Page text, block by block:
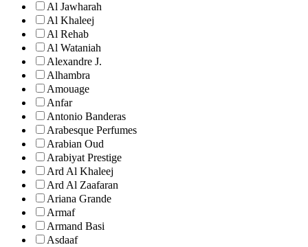
Al Jawharah
Al Khaleej
Al Rehab
Al Wataniah
Alexandre J.
Alhambra
Amouage
Anfar
Antonio Banderas
Arabesque Perfumes
Arabian Oud
Arabiyat Prestige
Ard Al Khaleej
Ard Al Zaafaran
Ariana Grande
Armaf
Armand Basi
Asdaaf